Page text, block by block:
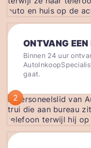
ONTVANG EEN
Binnen 24 uur
gaat.
2